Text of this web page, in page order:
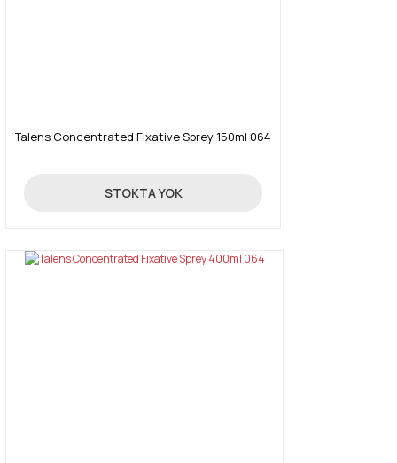
Talens Concentrated Fixative Sprey 150ml 064
25,34 TL
STOKTA YOK